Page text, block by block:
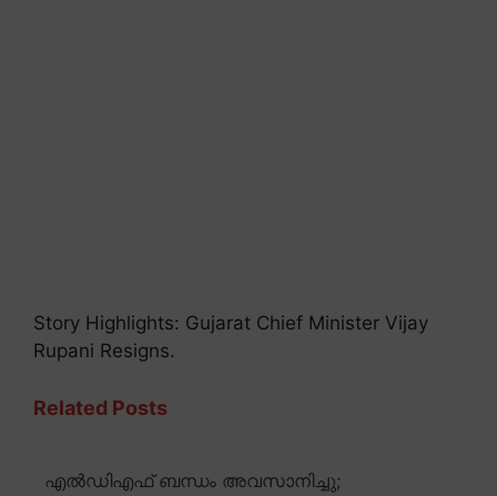
Story Highlights: Gujarat Chief Minister Vijay
Rupani Resigns.
Related Posts
എൽഡിഎഫ് ബന്ധം അവസാനിച്ചു;